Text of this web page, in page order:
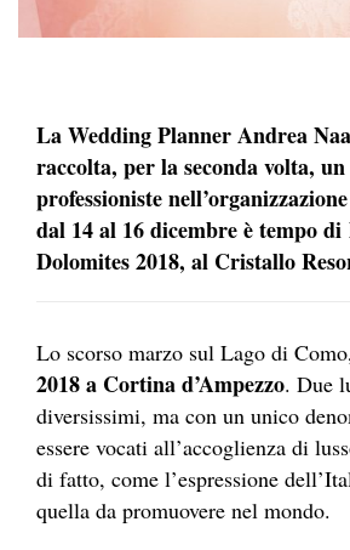
La Wedding Planner Andrea
raccolta, per la seconda volta,
professioniste
dal 14 al 16 dicembre è tempo
Dolomites 2018, al Cristallo
Lo scorso marzo sul Lago di
2018 a Cortina d’Ampezzo. Due
diversissimi, ma con un unico
essere vocati all’accoglienza di
di fatto, come l’espressione
quella da promuovere nel mondo.